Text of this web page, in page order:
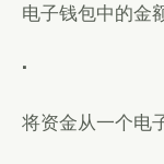
电子钱包中的金
•
将资金从一个电